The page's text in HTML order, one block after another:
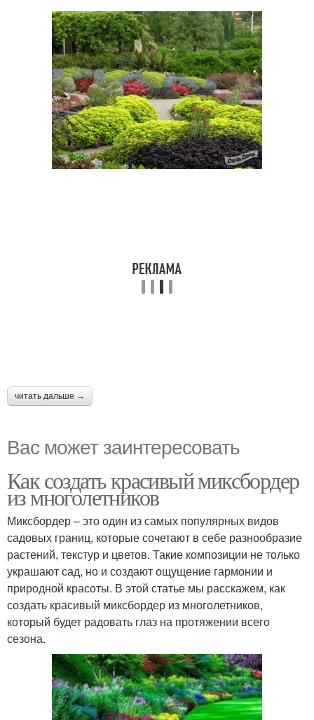
читать дальше →
Вас может заинтересовать
Как создать красивый миксбордер
из многолетников
Миксбордер – это один из самых популярных видов
садовых границ, которые сочетают в себе разнообразие
растений, текстур и цветов. Такие композиции не только
украшают сад, но и создают ощущение гармонии и
природной красоты. В этой статье мы расскажем, как
создать красивый миксбордер из многолетников,
который будет радовать глаз на протяжении всего
сезона.